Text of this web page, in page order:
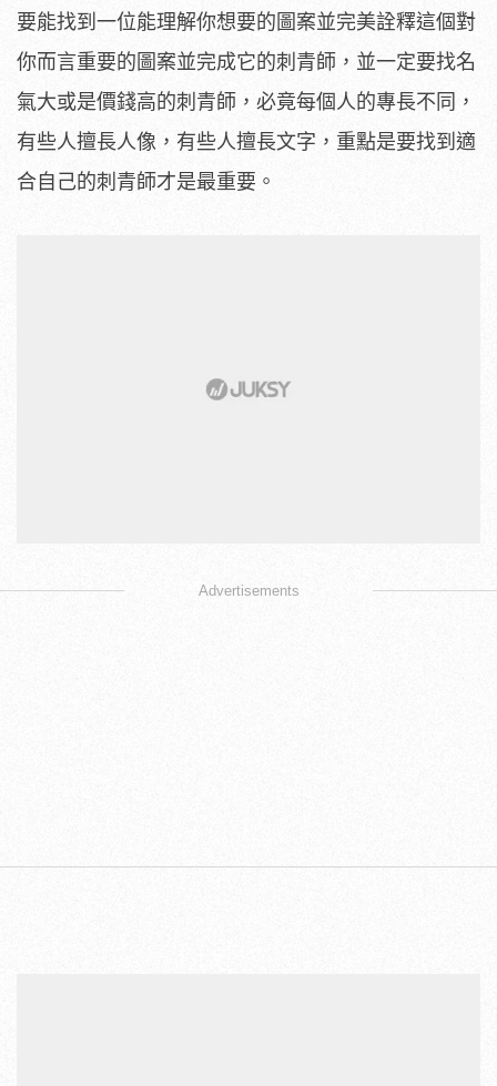
要能找到一位能理解你想要的圖案並完美詮釋這個對
你而言重要的圖案並完成它的刺青師，並一定要找名
氣大或是價錢高的刺青師，必竟每個人的專長不同，
有些人擅長人像，有些人擅長文字，重點是要找到適
合自己的刺青師才是最重要。
Advertisements